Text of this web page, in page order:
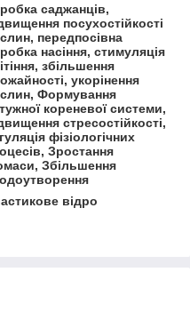
саджанців,
посухостійкості
передпосівна
насіння, стимуляція
збільшення
укорінення
Формування
кореневої системи,
стресостійкості,
фізіологічних
Зростання
Збільшення
відро